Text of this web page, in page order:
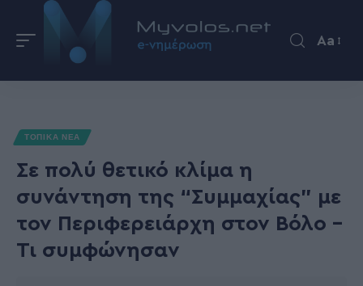
Aa
ΤΟΠΙΚΑ ΝΕΑ
Σε πολύ θετικό κλίμα η
συνάντηση της “Συμμαχίας” με
τον Περιφερειάρχη στον Βόλο –
Τι συμφώνησαν